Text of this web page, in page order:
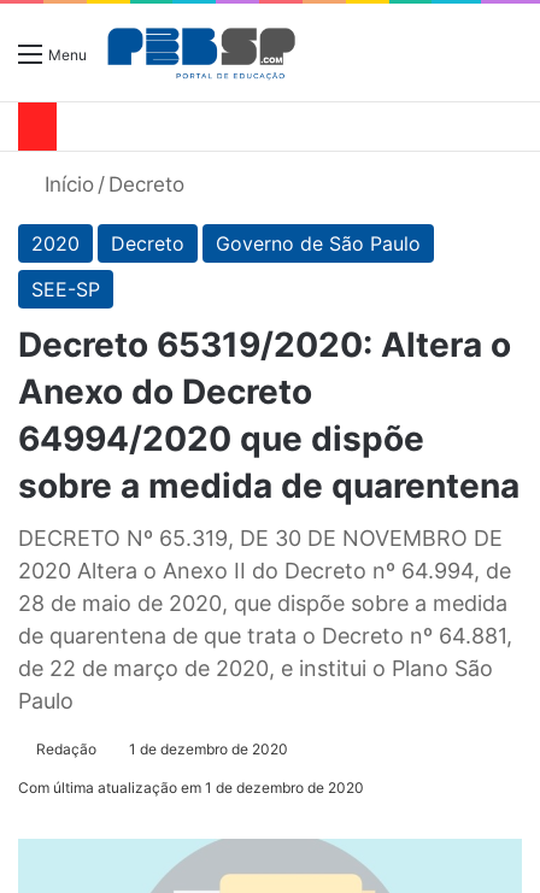
Menu
Início / Decreto
2020 Decreto
Governo de São Paulo
SEE-SP
Decreto 65319/2020: Altera o
Anexo do Decreto
64994/2020 que dispõe
sobre a medida de quarentena
DECRETO Nº 65.319, DE 30 DE NOVEMBRO DE
2020 Altera o Anexo II do Decreto nº 64.994, de
28 de maio de 2020, que dispõe sobre a medida
de quarentena de que trata o Decreto nº 64.881,
de 22 de março de 2020, e institui o Plano São
Paulo
Redação 1 de dezembro de 2020
Com última atualização em 1 de dezembro de 2020